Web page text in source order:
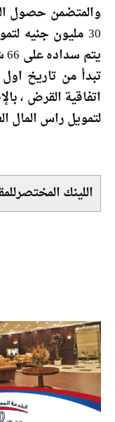
والمتضمن حصول
30 مليون جنيه
لتمويل راس المال
اللينك